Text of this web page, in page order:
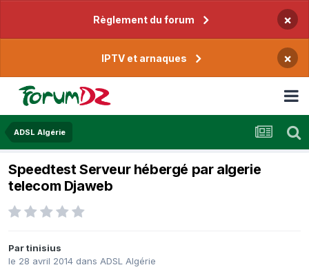
Règlement du forum ×
IPTV et arnaques ×
ADSL Algérie
Speedtest Serveur hébergé par algerie
telecom Djaweb
Partinisius
le 28 avril 2014 dans ADSL Algérie